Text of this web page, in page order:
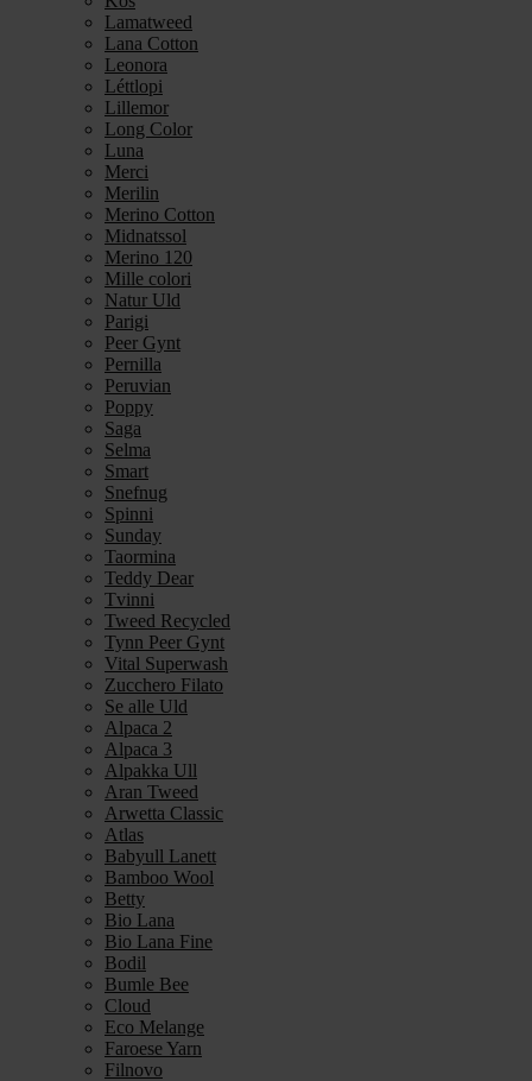
Lamatweed
Lana Cotton
Leonora
Léttlopi
Lillemor
Long Color
Luna
Merci
Merilin
Merino Cotton
Midnatssol
Merino 120
Mille colori
Natur Uld
Parigi
Peer Gynt
Pernilla
Peruvian
Poppy
Saga
Selma
Smart
Snefnug
Spinni
Sunday
Taormina
Teddy Dear
Tvinni
Tweed Recycled
Tynn Peer Gynt
Vital Superwash
Zucchero Filato
Se alle Uld
Alpaca 2
Alpaca 3
Alpakka Ull
Aran Tweed
Arwetta Classic
Atlas
Babyull Lanett
Bamboo Wool
Betty
Bio Lana
Bio Lana Fine
Bodil
Bumle Bee
Cloud
Eco Melange
Faroese Yarn
Filnovo